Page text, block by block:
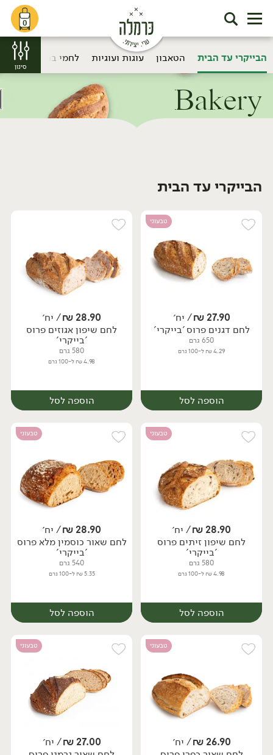
0
Bakery
הבייקרי עד הבית הטאבון עוגות ועוגיות לחמי בריאות
סינון
דף הבית
הבייקרי עד הבית
טבעוני
27.90
₪/ יח׳
לחם דגנים פרוס 'בייקרי'
650 גרם
4.29 ₪ ל-100 גרם
הוספה לסל
יח׳
28.90
₪/ יח׳
לחם שיפון אגוזים פרוס
'בייקרי'
580 גרם
4.98 ₪ ל-100 גרם
הוספה לסל
יח׳
טבעוני
28.90
₪/ יח׳
לחם שיפון זיתים פרוס
'בייקרי'
580 גרם
4.98 ₪ ל-100 גרם
הוספה לסל
טבעוני
28.90
₪/ יח׳
לחם שאור כוסמין מלא פרוס
'בייקרי'
540 גרם
5.35 ₪ ל-100 גרם
הוספה לסל
טבעוני
26.90
₪/ יח׳
טבעוני
27.00
₪/ יח׳